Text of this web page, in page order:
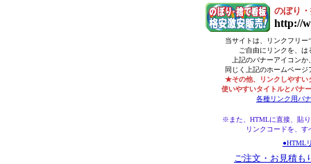
のぼり
http://
当サイトは、リンクフリ
ご自由にリンクを、
上記のバナーアイコン
同じく上記のホームペー
★その他、リンクしやすい
使いやすいタイトルとバナ
各種リンク用バ
※また、HTMLに直接、貼
リンクコードを、
●HTML
ご注文・お見積も